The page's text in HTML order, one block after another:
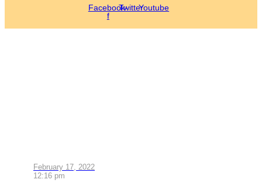
Facebook-
f
TwitterYoutube
February 17, 2022
12:16 pm